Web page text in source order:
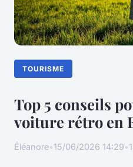
TOURISME
Top 5 conseils
voiture rétro en
Éléanore•15/06/2026 14:29•